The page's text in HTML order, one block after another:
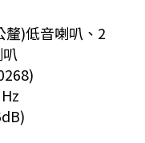
釐)低音喇叭、2